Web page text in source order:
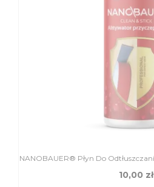
NANOBAUER® Płyn Do
10,00 zł